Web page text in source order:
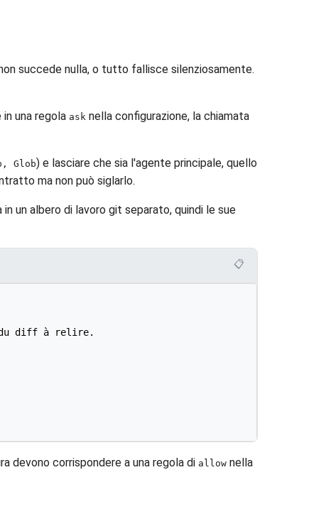
succede nulla, o tutto fallisce silenziosamente.
una regola ask nella configurazione, la chiamata
Glob) e lasciare che sia l'agente principale, quello
ma non può siglarlo.
in un albero di lavoro git separato, quindi le sue
📋
du diff à relire.
devono corrispondere a una regola di allow nella